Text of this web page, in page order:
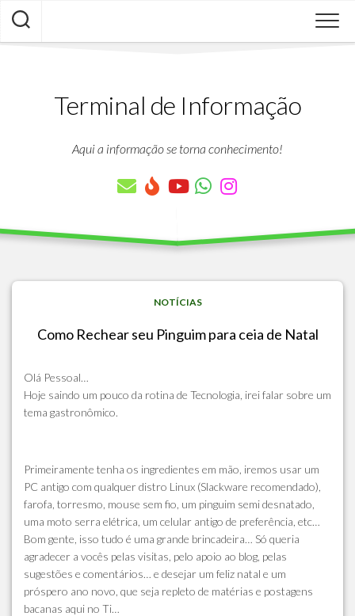
Skip
content
Terminal de Informação
Aqui a informação se torna conhecimento!
NOTÍCIAS
Como Rechear seu Pinguim para ceia de Natal
Olá Pessoal…
Hoje saindo um pouco da rotina de Tecnologia, irei falar sobre um
tema gastronômico.
Primeiramente tenha os ingredientes em mão, iremos usar um
PC antigo com qualquer distro Linux (Slackware recomendado),
farofa, torresmo, mouse sem fio, um pinguim semi desnatado,
uma moto serra elétrica, um celular antigo de preferência, etc…
Bom gente, isso tudo é uma grande brincadeira… Só queria
agradecer a vocês pelas visitas, pelo apoio ao blog, pelas
sugestões e comentários… e desejar um feliz natal e um
próspero ano novo, que seja repleto de matérias e postagens
bacanas aqui no Ti…